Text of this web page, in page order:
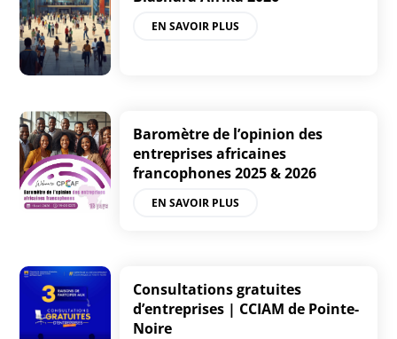
EN SAVOIR PLUS
Baromètre de l’opinion des
entreprises africaines
francophones 2025 & 2026
EN SAVOIR PLUS
Consultations gratuites
d’entreprises | CCIAM de Pointe-
Noire